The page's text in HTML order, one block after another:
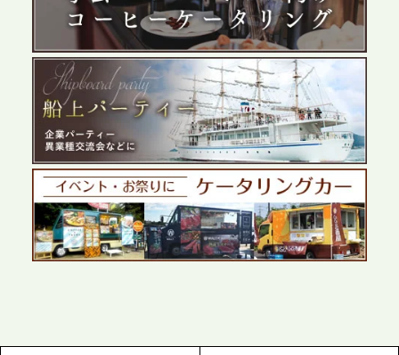
テーブル、群馬前橋支社を設立。再開発やオフィス
展開が進む前橋エリアの企業ニーズに応え、高品質
なサービスで各種イベント・懇親会をサポート
2026.5.27
プレスリリースのご案内｜ケータリングのセカンド
テーブル、千葉本社を新設。幕張・舞浜の大型イベ
ントから主要都市の社内懇親会まで、現地拠点を活
かしたスムーズな対応を展開
2026.5.22